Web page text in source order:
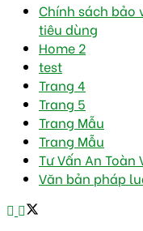
Chính sách bảo
tiêu dùng
Home 2
test
Trang 4
Trang 5
Trang Mẫu
Trang Mẫu
Tư Vấn An Toàn
Văn bản pháp